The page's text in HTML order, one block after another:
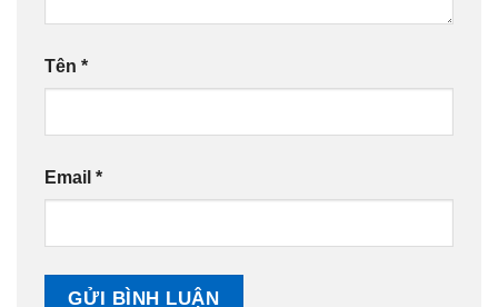
Tên *
Email *